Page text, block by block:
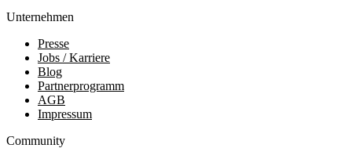
Unternehmen
Presse
Jobs / Karriere
Blog
Partnerprogramm
AGB
Impressum
Community